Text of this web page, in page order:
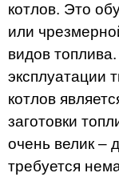
котлов. Это
или
видов
эксплуатации
котлов
заготовки
очень велик –
требуется